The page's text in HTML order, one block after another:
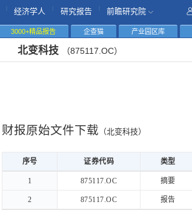
经济学人 研究报告 前瞻研究院
3000+精品报告 企查猫 产业园区库
北变科技 （875117.OC）
财报原始文件下载 （北变科技）
序号 证券代码 类型
序号
证券代码 类型
1 875117.OC 摘要
2 875117.OC 报告
序号
1
2